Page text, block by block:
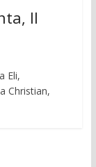
II
Eli,
Christian,